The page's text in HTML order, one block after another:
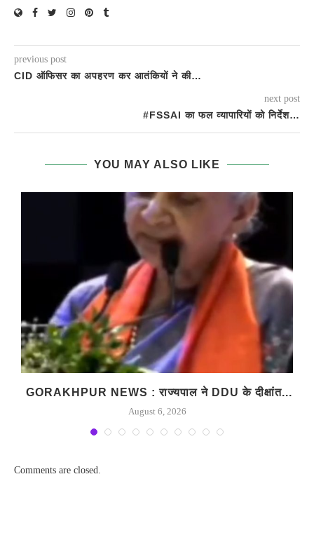
previous post
CID ऑफिसर का अपहरण कर आतंकियों ने की…
next post
#FSSAI का फल व्यापारियों को निर्देश…
YOU MAY ALSO LIKE
GORAKHPUR NEWS : राज्यपाल ने DDU के दीक्षांत...
August 6, 2026
Comments are closed.